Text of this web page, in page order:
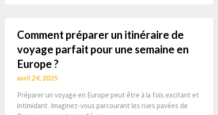
Comment préparer un itinéraire de
voyage parfait pour une semaine en
Europe ?
avril 24, 2025
Préparer un voyage en Europe peut être à la fois excitant et
intimidant. Imaginez-vous parcourant les rues pavées de